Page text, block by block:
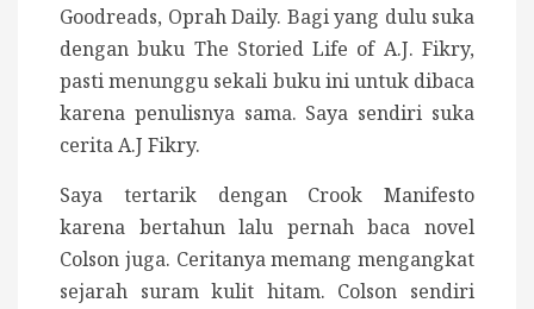
Goodreads, Oprah Daily. Bagi yang dulu suka
dengan buku The Storied Life of A.J. Fikry,
pasti menunggu sekali buku ini untuk dibaca
karena penulisnya sama. Saya sendiri suka
cerita A.J Fikry.
Saya tertarik dengan Crook Manifesto
karena bertahun lalu pernah baca novel
Colson juga. Ceritanya memang mengangkat
sejarah suram kulit hitam. Colson sendiri